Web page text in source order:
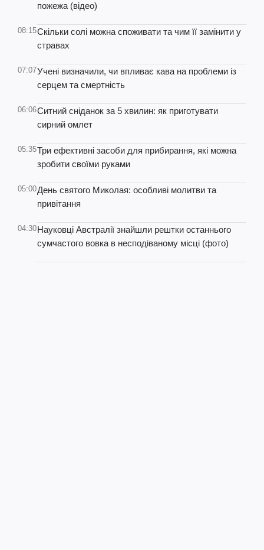
пожежа (відео)
08:15Скільки солі можна споживати та чим її замінити у
стравах
07:07Учені визначили, чи впливає кава на проблеми із
серцем та смертність
06:06Ситний сніданок за 5 хвилин: як приготувати
сирний омлет
05:35Три ефективні засоби для прибирання, які можна
зробити своїми руками
05:00День святого Миколая: особливі молитви та
привітання
04:30Науковці Австралії знайшли рештки останнього
сумчастого вовка в несподіваному місці (фото)